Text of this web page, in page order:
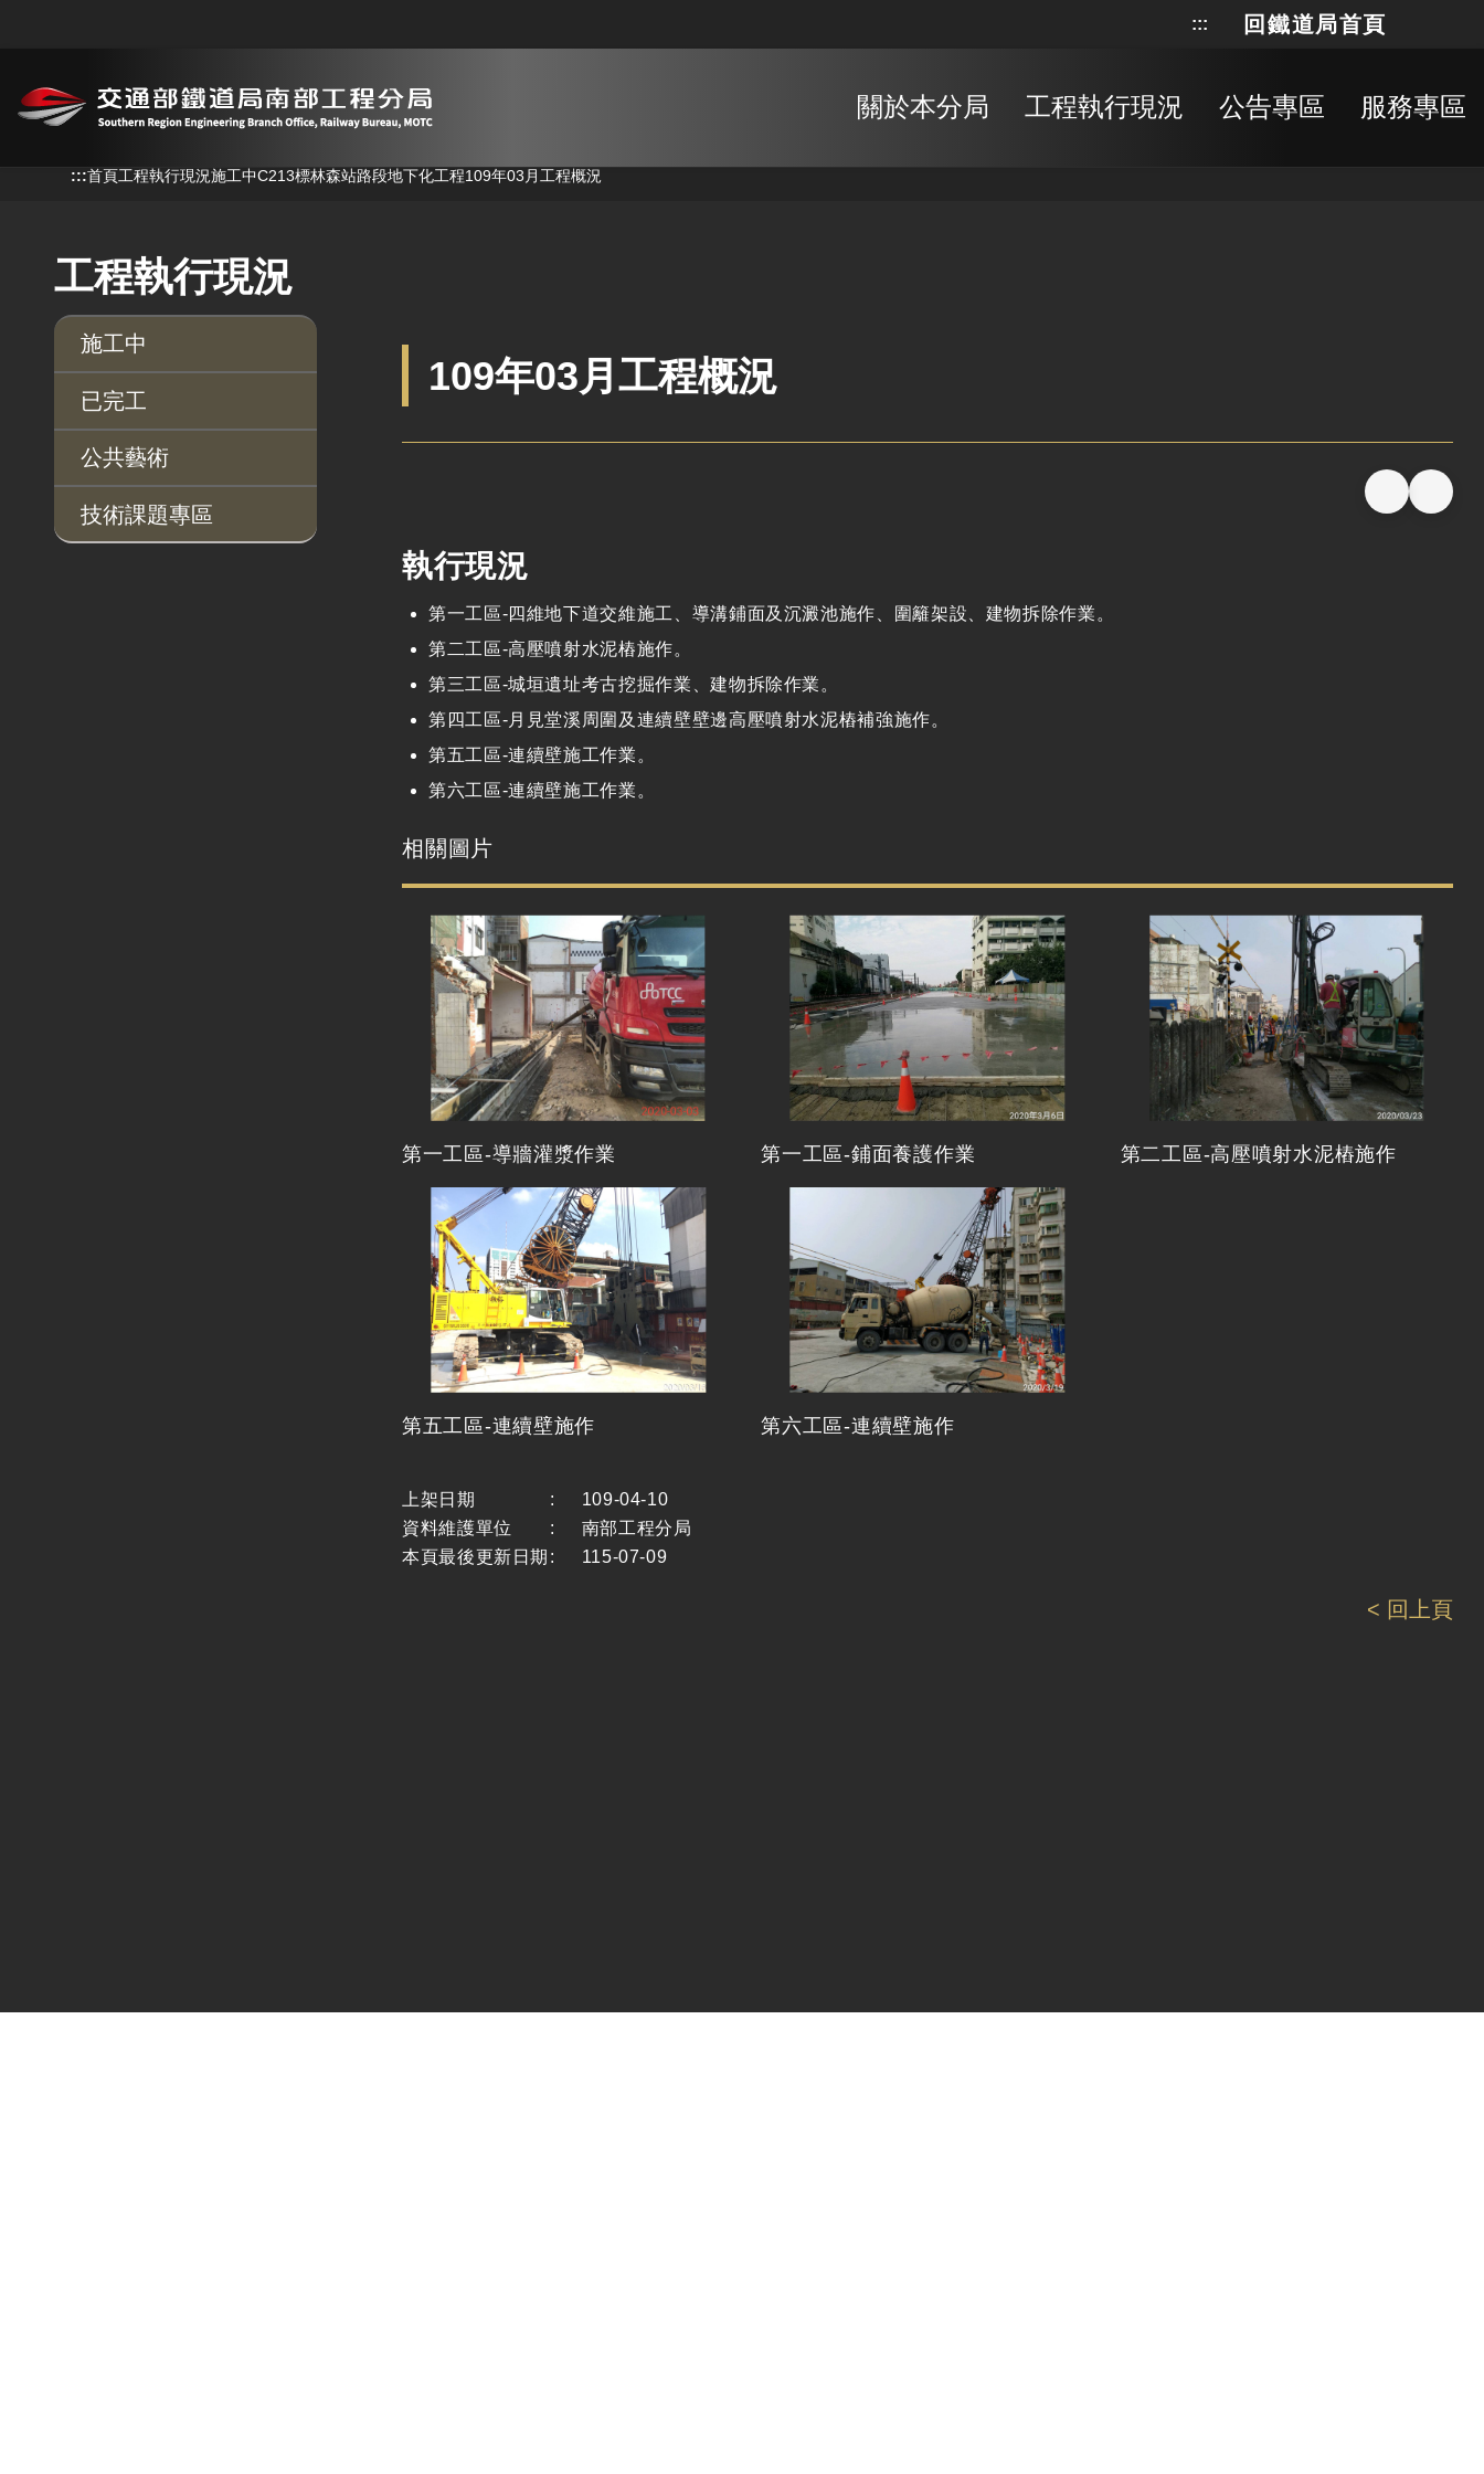
::: 回鐵道局首頁
關於本分局 工程執行現況 公告專區 服務專區
:::首頁工程執行現況施工中C213標林森站路段地下化工程109年03月工程概況
工程執行現況
施工中
已完工
公共藝術
技術課題專區
109年03月工程概況
執行現況
第一工區-四維地下道交維施工、導溝鋪面及沉澱池施作、圍籬架設、建物拆除作業。
第二工區-高壓噴射水泥樁施作。
第三工區-城垣遺址考古挖掘作業、建物拆除作業。
第四工區-月見堂溪周圍及連續壁壁邊高壓噴射水泥樁補強施作。
第五工區-連續壁施工作業。
第六工區-連續壁施工作業。
相關圖片
第一工區-導牆灌漿作業 第一工區-鋪面養護作業 第二工區-高壓噴射水泥樁施作
第五工區-連續壁施作 第六工區-連續壁施作
上架日期 :
109-04-10
資料維護單位
:
南部工程分局
本頁最後更新日期 : 115-07-09
< 回上頁